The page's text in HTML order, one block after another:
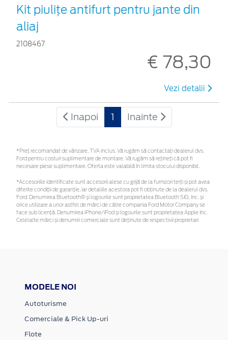
Kit piuliţe antifurt pentru jante din
aliaj
2108467
€ 78,30
Vezi detalii
Inapoi 1 Inainte
*Preţ recomandat de vânzare, TVA inclus. Vă rugăm să contactaţi dealerul dvs.
Ford pentru costuri suplimentare de montare. Vă rugăm să rețineți că pot fi
necesare piese suplimentare. Oferta este valabilă în limita stocului disponibil.
*Accesoriile identificate sunt accesorii alese cu grijă de la furnizori terți și pot avea
diferite condiții de garanție, iar detaliile acestora pot fi obținute de la dealerul dvs.
Ford. Denumirea Bluetooth® și logourile sunt proprietatea Bluetooth SIG, Inc. și
orice utilizare a unor astfel de mărci de către compania Ford Motor Company se
face sub licență. Denumirea iPhone/iPod și logourile sunt proprietatea Apple Inc.
Celelalte mărci și denumiri comerciale sunt deținute de respectivii proprietari
MODELE NOI
Autoturisme
Comerciale & Pick Up-uri
Flote